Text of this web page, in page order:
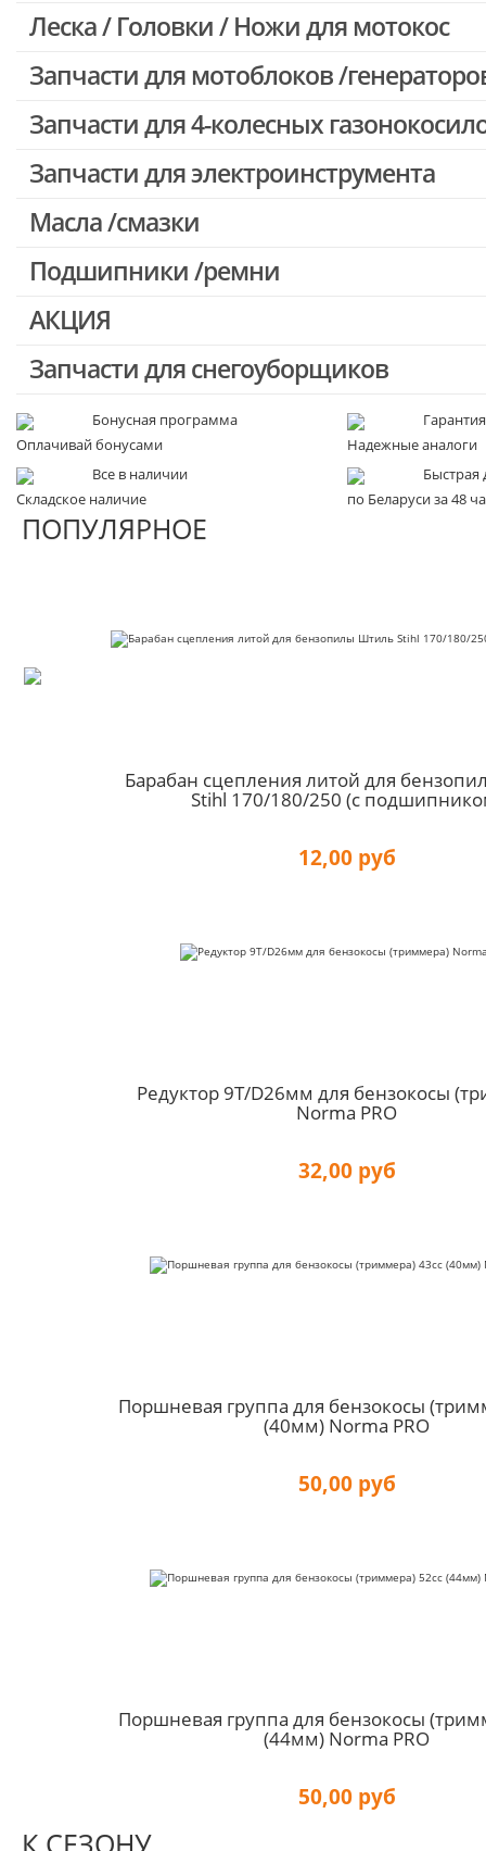
Запчасти для Китайских триммеров
Леска / Головки / Ножи для мотокос
Запчасти для мотоблоков /
Запчасти для 4-колесных
Запчасти для электроинструмента
Двигатели, редукторы для шуруповертов
Выключатели, переключатели
Запчасти для перфораторов и отбойных молотков
Запчасти для УШМ (болгарок)
Конденсаторы
Якоря, статоры
Аккумуляторы, зарядные устройства
Щётки, щёточные узлы
Масла /смазки
Подшипники /ремни
АКЦИЯ
Скидка 50%
Запчасти для снегоуборщиков
Бонусная программа
Оплачивай бонусами
Надежные аналоги
Все в наличии
Складское наличие
Быстрая
по Беларуси за 48
ПОПУЛЯРНОЕ
Барабан сцепления литой для
Stihl 170/180/250 (с
12,00 руб
Редуктор 9T/D26мм для бензокосы
Norma PRO
32,00 руб
Поршневая группа для бензокосы
(40мм) Norma PRO
50,00 руб
Поршневая группа для бензокосы
(44мм) Norma PRO
50,00 руб